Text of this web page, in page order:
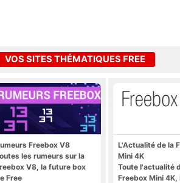
VOS SITES THÉMATIQUES FREE
Freebox V8
les rumeurs sur la
V8, la future box
Free
L'Actualité de la
Mini 4K
Toute l'actualité
Freebox Mini 4K,